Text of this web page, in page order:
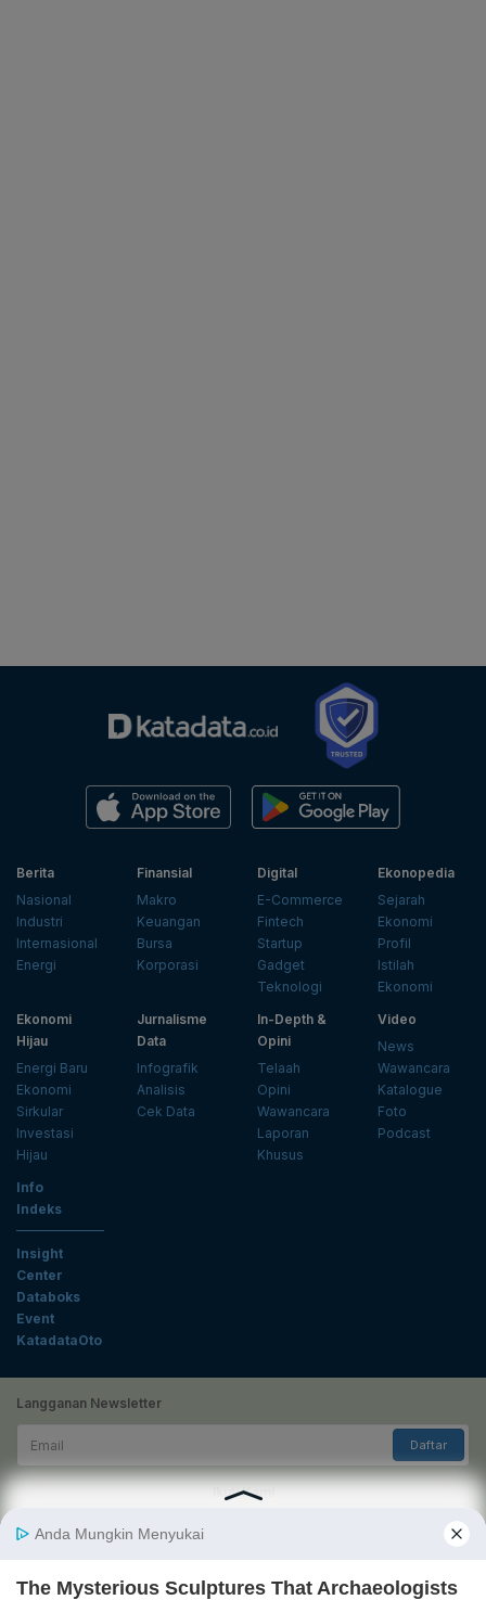
Berita
Nasional
Industri
Internasional
Energi
Finansial
Makro
Keuangan
Bursa
Korporasi
Digital
E-Commerce
Fintech
Startup
Gadget
Teknologi
Ekonopedia
Sejarah
Ekonomi
Profil
Istilah
Ekonomi
Ekonomi
Hijau
Energi Baru
Ekonomi
Sirkular
Investasi
Hijau
Jurnalisme
Data
Infografik
Analisis
Cek Data
In-Depth &
Opini
Telaah
Opini
Wawancara
Laporan
Khusus
Video
News
Wawancara
Katalogue
Foto
Podcast
Info
Indeks
Insight
Center
Databoks
Event
KatadataOto
Langganan Newsletter
Daftar
Ikuti Kami
Tentang Katadata Advertising Karier
Pedoman Media Siber